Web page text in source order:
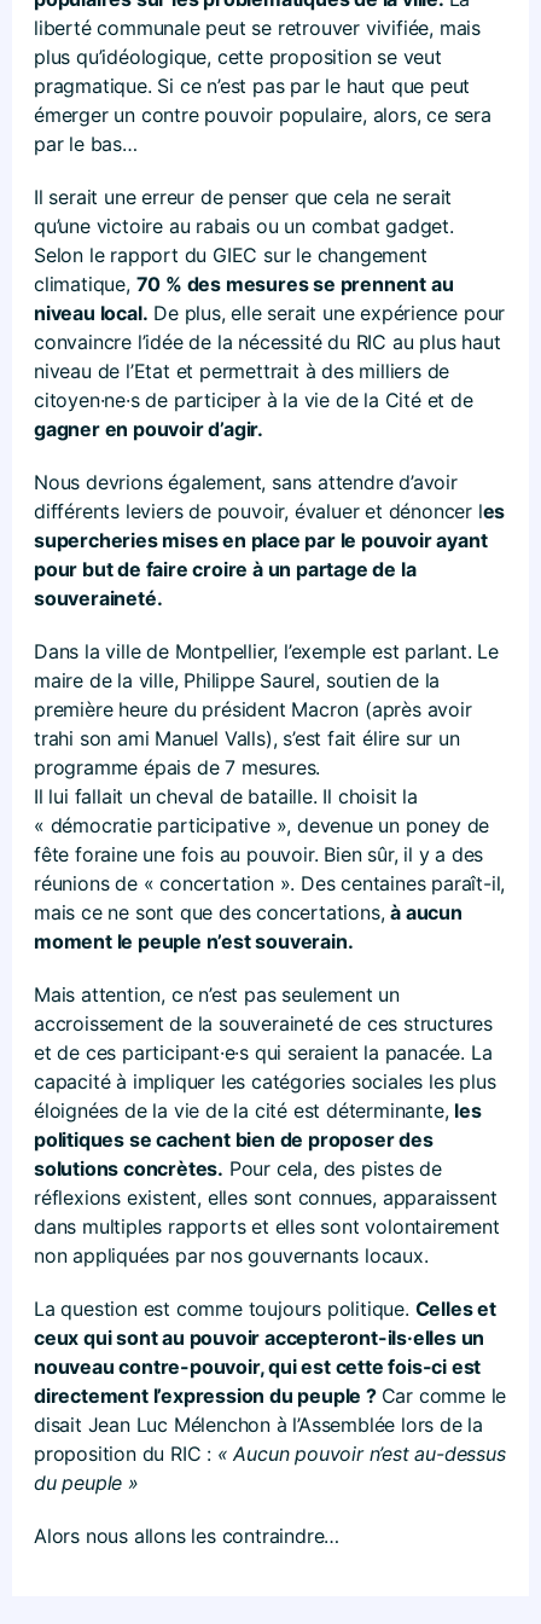
liberté communale peut se retrouver vivifiée, mais
plus qu’idéologique, cette proposition se veut
pragmatique. Si ce n’est pas par le haut que peut
émerger un contre pouvoir populaire, alors, ce sera
par le bas…
Il serait une erreur de penser que cela ne serait
qu’une victoire au rabais ou un combat gadget.
Selon le rapport du GIEC sur le changement
climatique, 70 % des mesures se prennent au
niveau local. De plus, elle serait une expérience pour
convaincre l’idée de la nécessité du RIC au plus haut
niveau de l’Etat et permettrait à des milliers de
citoyen·ne·s de participer à la vie de la Cité et de
gagner en pouvoir d’agir.
Nous devrions également, sans attendre d’avoir
différents leviers de pouvoir, évaluer et dénoncer les
supercheries mises en place par le pouvoir ayant
pour but de faire croire à un partage de la
souveraineté.
Dans la ville de Montpellier, l’exemple est parlant. Le
maire de la ville, Philippe Saurel, soutien de la
première heure du président Macron (après avoir
trahi son ami Manuel Valls), s’est fait élire sur un
programme épais de 7 mesures.
Il lui fallait un cheval de bataille. Il choisit la
« démocratie participative », devenue un poney de
fête foraine une fois au pouvoir. Bien sûr, il y a des
réunions de « concertation ». Des centaines paraît-il,
mais ce ne sont que des concertations,à aucun
moment le peuple n’est souverain.
Mais attention, ce n’est pas seulement un
accroissement de la souveraineté de ces structures
et de ces participant·e·s qui seraient la panacée. La
capacité à impliquer les catégories sociales les plus
éloignées de la vie de la cité est déterminante, les
politiques se cachent bien de proposer des
solutions concrètes. Pour cela, des pistes de
réflexions existent, elles sont connues, apparaissent
dans multiples rapports et elles sont volontairement
non appliquées par nos gouvernants locaux.
La question est comme toujours politique. Celles et
ceux qui sont au pouvoir accepteront-ils·elles un
nouveau contre-pouvoir, qui est cette fois-ci est
directement l’expression du peuple ? Car comme le
disait Jean Luc Mélenchon à l’Assemblée lors de la
proposition du RIC : « Aucun pouvoir n’est au-dessus
du peuple »
Alors nous allons les contraindre…